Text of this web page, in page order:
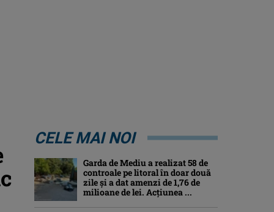
CELE MAI NOI
Garda de Mediu a realizat 58 de
controale pe litoral în doar două
zile și a dat amenzi de 1,76 de
milioane de lei. Acțiunea ...